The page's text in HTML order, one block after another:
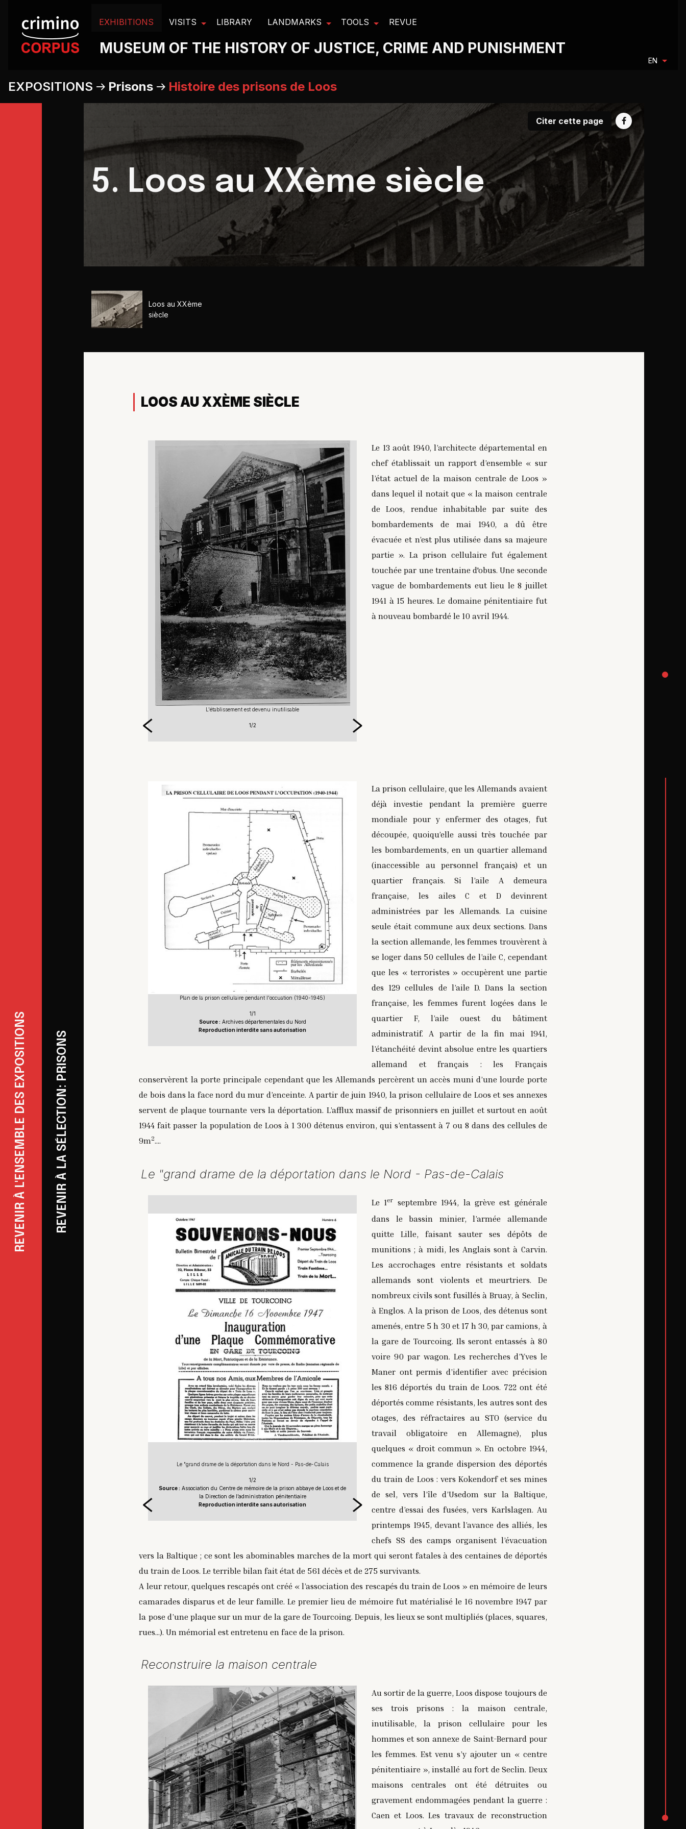
EXHIBITIONS VISITS LIBRARY LANDMARKS TOOLS REVUE
MUSEUM OF THE HISTORY OF JUSTICE, CRIME AND PUNISHMENT
EN
EXPOSITIONS Prisons Histoire des prisons de Loos
REVENIR À L'ENSEMBLE DES EXPOSITIONSREVENIR À LA SÉLECTION: PRISONS
Citer cette page
5. Loos au XXème siècle
Loos au XXème
siècle
LOOS AU XXÈME SIÈCLE
L'établissement est devenu inutilisable
1/2
Le 13 août 1940, l’architecte départemental en
chef établissait un rapport d’ensemble « sur
l’état actuel de la maison centrale de Loos »
dans lequel il notait que « la maison centrale
de Loos, rendue inhabitable par suite des
bombardements de mai 1940, a dû être
évacuée et n’est plus utilisée dans sa majeure
partie ». La prison cellulaire fut également
touchée par une trentaine d'obus. Une seconde
vague de bombardements eut lieu le 8 juillet
1941 à 15 heures. Le domaine pénitentiaire fut
à nouveau bombardé le 10 avril 1944.
Plan de la prison cellulaire pendant l'occuation (1940-1945)
1/1
Source : Archives départementales du Nord
Reproduction interdite sans autorisation
La prison cellulaire, que les Allemands avaient
déjà investie pendant la première guerre
mondiale pour y enfermer des otages, fut
découpée, quoiqu’elle aussi très touchée par
les bombardements, en un quartier allemand
(inaccessible au personnel français) et un
quartier français. Si l’aile A demeura
française, les ailes C et D devinrent
administrées par les Allemands. La cuisine
seule était commune aux deux sections. Dans
la section allemande, les femmes trouvèrent à
se loger dans 50 cellules de l’aile C, cependant
que les « terroristes » occupèrent une partie
des 129 cellules de l’aile D. Dans la section
française, les femmes furent logées dans le
quartier F, l’aile ouest du bâtiment
administratif. A partir de la fin mai 1941,
l’étanchéité devint absolue entre les quartiers
allemand et français : les Français
conservèrent la porte principale cependant que les Allemands percèrent un accès muni d’une lourde porte
de bois dans la face nord du mur d’enceinte. A partir de juin 1940, la prison cellulaire de Loos et ses annexes
servent de plaque tournante vers la déportation. L’afflux massif de prisonniers en juillet et surtout en août
1944 fait passer la population de Loos à 1 300 détenus environ, qui s’entassent à 7 ou 8 dans des cellules de
9m2....
Le "grand drame de la déportation dans le Nord - Pas-de-Calais
Le "grand drame de la déportation dans le Nord - Pas-de-Calais
1/2
Source : Association du Centre de mémoire de la prison abbaye de Loos et de
la Direction de l’administration pénitentiaire
Reproduction interdite sans autorisation
Détail du mémorial du train de Loos, établi en face de la prison
2/2
la Direction de l’administration pénitentiaire
Le 1er septembre 1944, la grève est générale
dans le bassin minier, l’armée allemande
quitte Lille, faisant sauter ses dépôts de
munitions ; à midi, les Anglais sont à Carvin.
Les accrochages entre résistants et soldats
allemands sont violents et meurtriers. De
nombreux civils sont fusillés à Bruay, à Seclin,
à Englos. A la prison de Loos, des détenus sont
amenés, entre 5 h 30 et 17 h 30, par camions, à
la gare de Tourcoing. Ils seront entassés à 80
voire 90 par wagon. Les recherches d’Yves le
Maner ont permis d’identifier avec précision
les 816 déportés du train de Loos. 722 ont été
déportés comme résistants, les autres sont des
otages, des réfractaires au STO (service du
travail obligatoire en Allemagne), plus
quelques « droit commun ». En octobre 1944,
commence la grande dispersion des déportés
du train de Loos : vers Kokendorf et ses mines
de sel, vers l’île d’Usedom sur la Baltique,
centre d’essai des fusées, vers Karlslagen. Au
printemps 1945, devant l’avance des alliés, les
chefs SS des camps organisent l’évacuation
vers la Baltique ; ce sont les abominables marches de la mort qui seront fatales à des centaines de déportés
du train de Loos. Le terrible bilan fait état de 561 décès et de 275 survivants.
A leur retour, quelques rescapés ont créé « l’association des rescapés du train de Loos » en mémoire de leurs
camarades disparus et de leur famille. Le premier lieu de mémoire fut matérialisé le 16 novembre 1947 par
la pose d’une plaque sur un mur de la gare de Tourcoing. Depuis, les lieux se sont multipliés (places, squares,
rues…). Un mémorial est entretenu en face de la prison.
Reconstruire la maison centrale
Au sortir de la guerre, Loos dispose toujours de
ses trois prisons : la maison centrale,
inutilisable, la prison cellulaire pour les
hommes et son annexe de Saint-Bernard pour
les femmes. Est venu s’y ajouter un « centre
pénitentiaire », installé au fort de Seclin. Deux
maisons centrales ont été détruites ou
gravement endommagées pendant la guerre :
Caen et Loos. Les travaux de reconstruction